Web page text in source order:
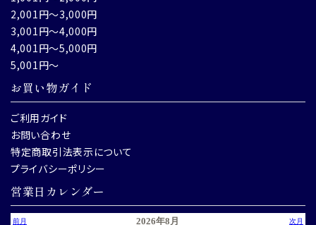
2,001円～3,000円
3,001円～4,000円
4,001円～5,000円
5,001円～
お買い物ガイド
ご利用ガイド
お問い合わせ
特定商取引法表示について
プライバシーポリシー
営業日カレンダー